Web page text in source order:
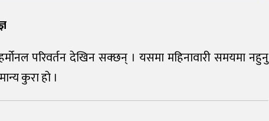
परिवर्तन देखिन सक्छन् । यसमा महिनावारी समयमा नहुनु
कुरा हो ।